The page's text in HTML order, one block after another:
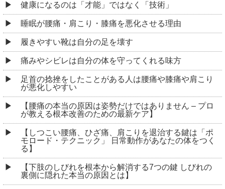
健康になるのは「才能」ではなく「技術」
睡眠が腰痛・肩こり・膝痛を悪化させる理由
履きやすい靴は自分の足を壊す
痛みやシビレは自分の体を守ってくれる味方
足首の捻挫をしたことがある人は腰痛や膝痛や肩こり
が悪化しやすい
【腰痛の本当の原因は姿勢だけではありません – プロ
が教える根本改善のための最新ケア】
【しつこい腰痛、ひざ痛、肩こりを退治する鍵は「ポ
モロード・テクニック」 日常動作があなたの体をつく
る】
【下肢のしびれを根本から解消する7つの鍵 しびれの
裏側に隠れた本当の原因とは】